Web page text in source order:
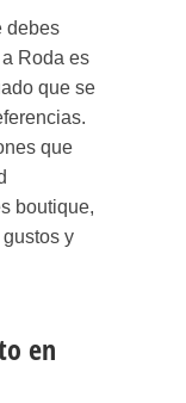
debes
Roda es
que se
que
boutique,
y
en